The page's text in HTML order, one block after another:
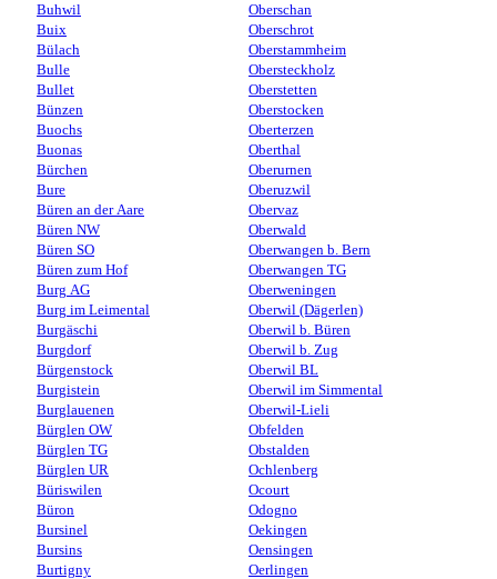
Buhwil
Buix
Bülach
Bulle
Bullet
Bünzen
Buochs
Buonas
Bürchen
Bure
Büren an der Aare
Büren NW
Büren SO
Büren zum Hof
Burg AG
Burg im Leimental
Burgäschi
Burgdorf
Bürgenstock
Burgistein
Burglauenen
Bürglen OW
Bürglen TG
Bürglen UR
Büriswilen
Büron
Bursinel
Bursins
Burtigny
Oberschan
Oberschrot
Oberstammheim
Obersteckholz
Oberstetten
Oberstocken
Oberterzen
Oberthal
Oberurnen
Oberuzwil
Obervaz
Oberwald
Oberwangen b. Bern
Oberwangen TG
Oberweningen
Oberwil (Dägerlen)
Oberwil b. Büren
Oberwil b. Zug
Oberwil BL
Oberwil im Simmental
Oberwil-Lieli
Obfelden
Obstalden
Ochlenberg
Ocourt
Odogno
Oekingen
Oensingen
Oerlingen